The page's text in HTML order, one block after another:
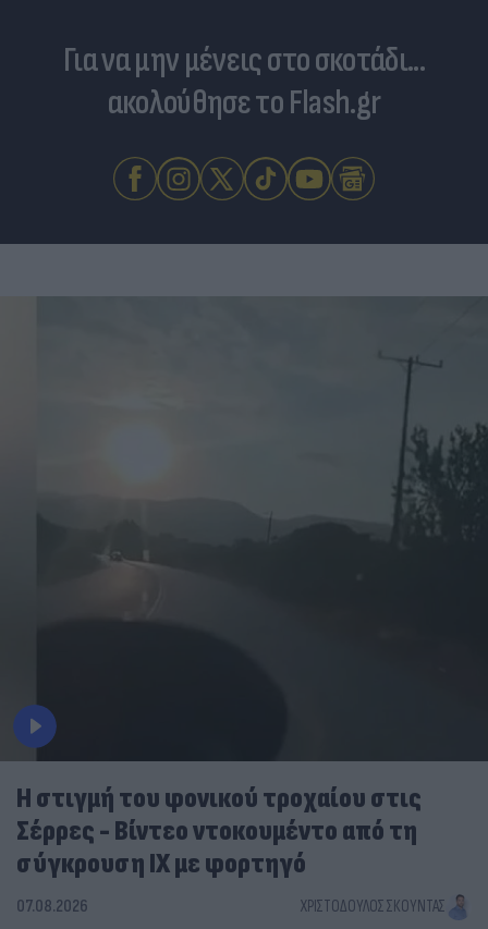
Για να μην μένεις στο σκοτάδι...
ακολούθησε το Flash.gr
Η στιγμή του φονικού τροχαίου στις
Σέρρες - Βίντεο ντοκουμέντο από τη
σύγκρουση ΙΧ με φορτηγό
07.08.2026 ΧΡΙΣΤΌΔΟΥΛΟΣ ΣΚΟΎΝΤΑΣ